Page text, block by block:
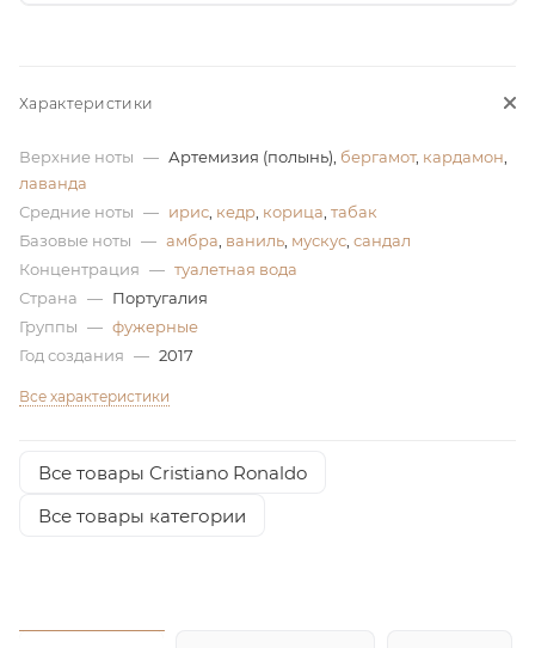
Характеристики
Верхние ноты — Артемизия (полынь), бергамот, кардамон,
лаванда
Средние ноты — ирис, кедр, корица, табак
Базовые ноты — амбра, ваниль, мускус, сандал
Концентрация — туалетная вода
Страна — Португалия
Группы — фужерные
Год создания — 2017
Все характеристики
Все товары Cristiano Ronaldo
Все товары категории